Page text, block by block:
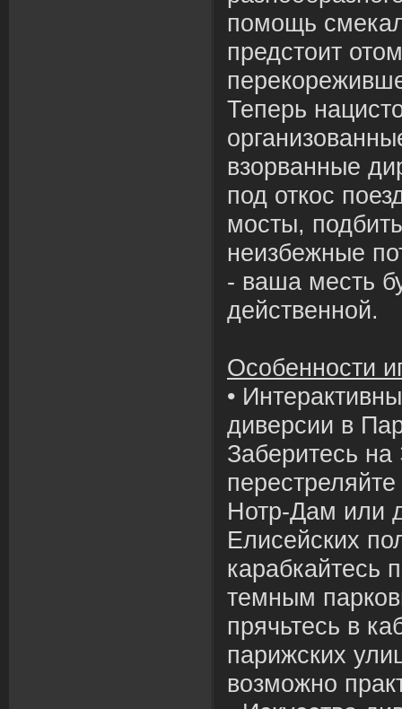
помощь
предстоит
Теперь
взорванные
под откос
мосты,
неизбежные
- ваша месть
действенной.
Особенности
•
диверсии в
Заберитесь
Нотр-Дам или
Елисейских
карабкайтесь
темным
прячьтесь в
парижских
возможно